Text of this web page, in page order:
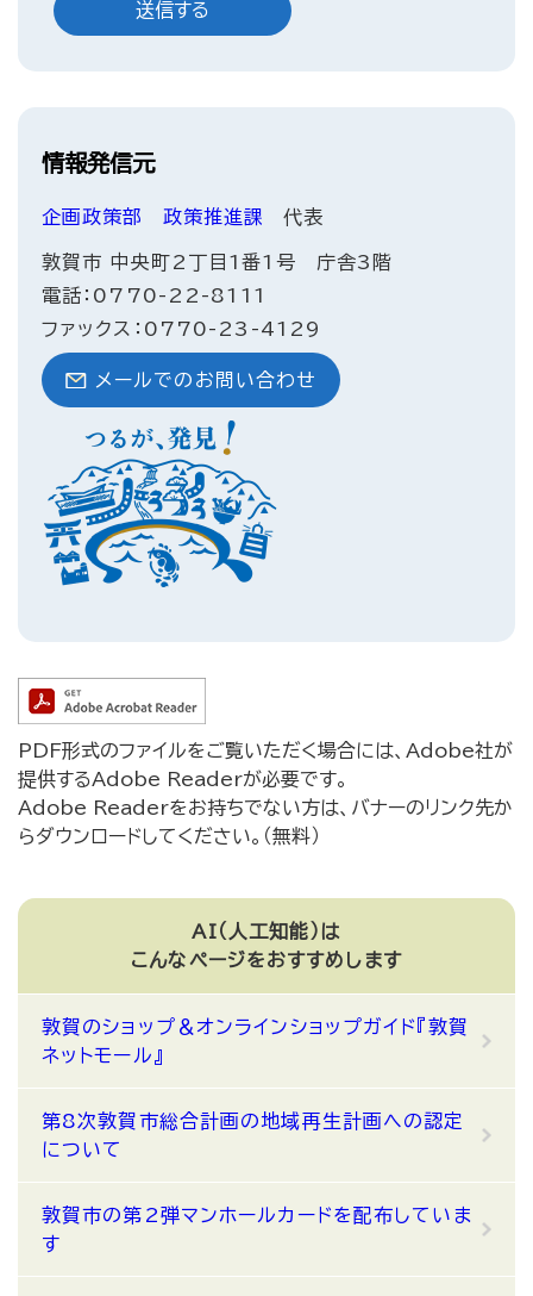
情報発信元
企画政策部 政策推進課 代表
敦賀市 中央町2丁目1番1号 庁舎3階
電話：0770-22-8111
ファックス：0770-23-4129
メールでのお問い合わせ
PDF形式のファイルをご覧いただく場合には、Adobe社が
提供するAdobe Readerが必要です。
Adobe Readerをお持ちでない方は、バナーのリンク先か
らダウンロードしてください。（無料）
AI（人工知能）は
こんなページをおすすめします
敦賀のショップ＆オンラインショップガイド『敦賀
ネットモール』
第8次敦賀市総合計画の地域再生計画への認定
について
敦賀市の第2弾マンホールカードを配布していま
す